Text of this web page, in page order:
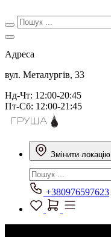
Адреса
вул. Металургів, 33
Нд-Чт: 12:00-20:45
Пт-Сб: 12:00-21:45
Змінити локацію
+380976597623